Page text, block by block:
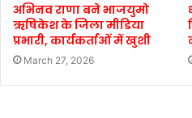
अभिनव राणा बने भाजयुमो
ऋषिकेश के जिला मीडिया
प्रभारी, कार्यकर्ताओं में खुशी
March 27, 2026